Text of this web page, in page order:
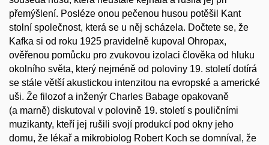
přemýšlení. Posléze onou pečenou husou potěšil Kant
stolní společnost, která se u něj scházela. Dočtete se, že
Kafka si od roku 1925 pravidelně kupoval Ohropax,
ověřenou pomůcku pro zvukovou izolaci člověka od hluku
okolního světa, který nejméně od poloviny 19. století dotírá
se stále větší akustickou intenzitou na evropské a americké
uši. Že filozof a inženýr Charles Babage opakovaně
(a marně) diskutoval v polovině 19. století s pouličními
muzikanty, kteří jej rušili svojí produkcí pod okny jeho
domu, že lékař a mikrobiolog Robert Koch se domníval, že